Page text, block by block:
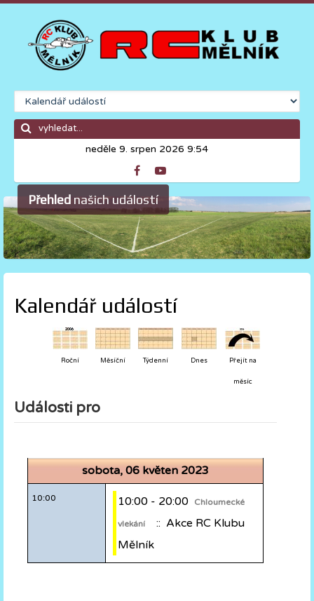
neděle 9. srpen 2026 9:54
Přehled našich událostí
Kalendář událostí
Roční Měsíční Týdenní Dnes Přejít na
měsíc
Události pro
sobota, 06 květen 2023
10:00 10:00 - 20:00 Chloumecké
vlekání
:: Akce RC Klubu
Mělník